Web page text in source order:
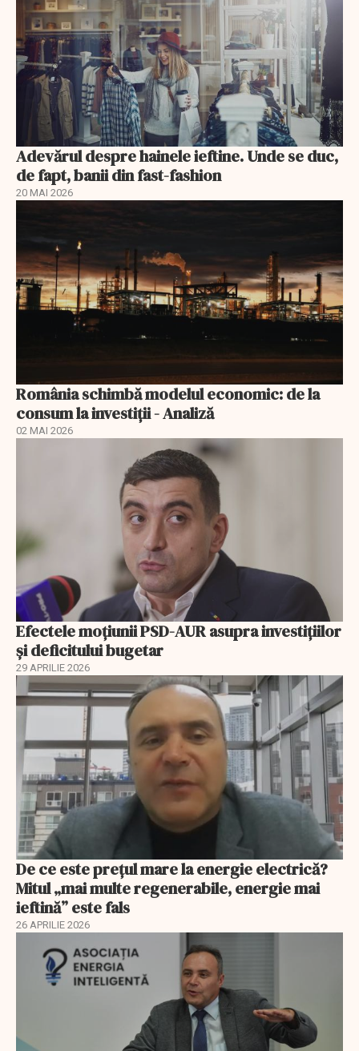
Adevărul despre hainele ieftine. Unde se duc,
de fapt, banii din fast-fashion
20 MAI 2026
România schimbă modelul economic: de la
consum la investiții - Analiză
02 MAI 2026
Efectele moțiunii PSD-AUR asupra investițiilor
și deficitului bugetar
29 APRILIE 2026
De ce este prețul mare la energie electrică?
Mitul „mai multe regenerabile, energie mai
ieftină” este fals
26 APRILIE 2026